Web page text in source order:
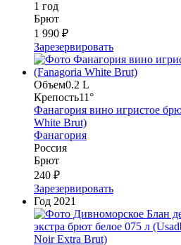
1 год
Брют
1 990 ₽
Зарезервировать
Объем0.2 L
Крепость11°
Фанагория вино игристое
White Brut)
Фанагория
Россия
Брют
240 ₽
Зарезервировать
Год 2021